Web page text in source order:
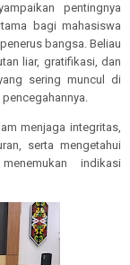
pentingnya
bagi mahasiswa
bangsa. Beliau
liar, gratifikasi, dan
sering muncul di
menjaga integritas,
serta mengetahui
indikasi